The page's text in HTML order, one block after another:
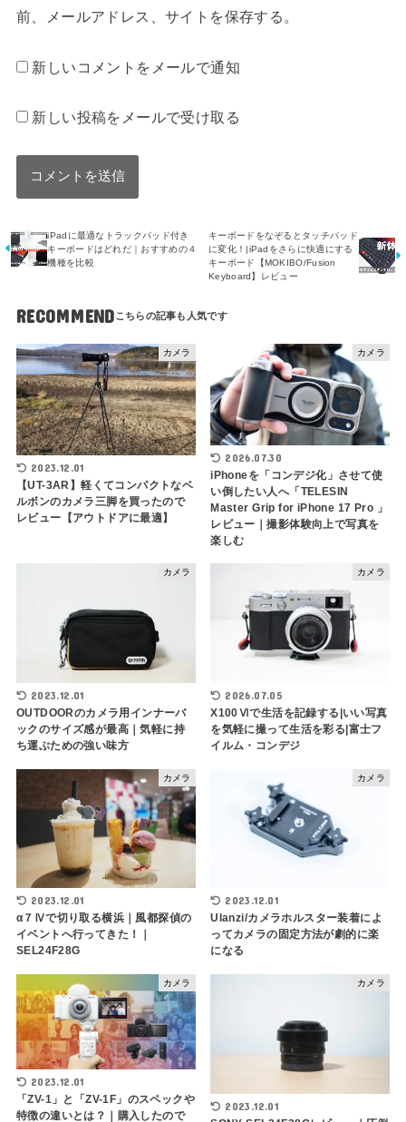
前、メールアドレス、サイトを保存する。
新しいコメントをメールで通知
新しい投稿をメールで受け取る
iPadに最適なトラックパッド付き
キーボードはどれだ｜おすすめの４
機種を比較
キーボードをなぞるとタッチパッド
に変化！|iPadをさらに快適にする
キーボード【MOKIBO/Fusion
Keyboard】レビュー
RECOMMEND
カメラ
2023.12.01
【UT-3AR】軽くてコンパクトなベ
ルボンのカメラ三脚を買ったので
レビュー【アウトドアに最適】
カメラ
2026.07.30
iPhoneを「コンデジ化」させて使
い倒したい人へ「TELESIN
Master Grip for iPhone 17 Pro 」
レビュー｜撮影体験向上で写真を
楽しむ
カメラ
2023.12.01
OUTDOORのカメラ用インナーバ
ックのサイズ感が最高｜気軽に持
ち運ぶための強い味方
カメラ
2026.07.05
X100Ⅵで生活を記録する|いい写真
を気軽に撮って生活を彩る|富士フ
イルム・コンデジ
カメラ
2023.12.01
α７Ⅳで切り取る横浜｜風都探偵の
イベントへ行ってきた！｜
SEL24F28G
カメラ
2023.12.01
Ulanzi/カメラホルスター装着によ
ってカメラの固定方法が劇的に楽
になる
カメラ
2023.12.01
「ZV-1」と「ZV-1F」のスペックや
特徴の違いとは？｜購入したので
カメラ
2023.12.01